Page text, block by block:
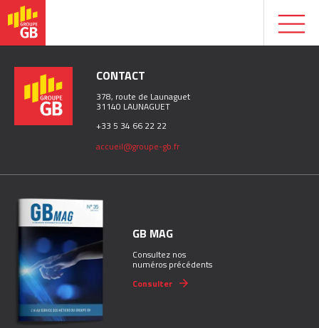
CONTACT
378, route de Launaguet
31140 LAUNAGUET
+33 5 34 66 22 22
accueil@groupe-gb.fr
GB MAG
Consultez nos
numéros précédents
Consulter